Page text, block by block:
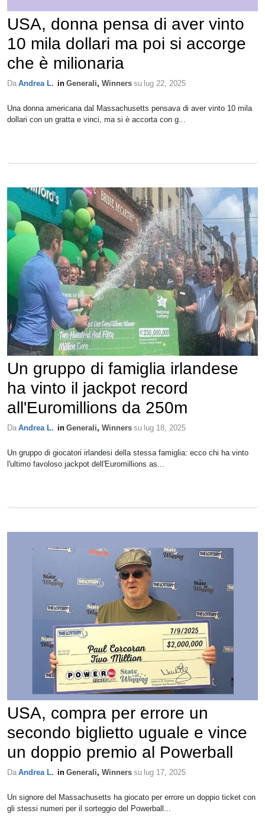
USA, donna pensa di aver vinto
10 mila dollari ma poi si accorge
che è milionaria
Da Andrea L. in Generali, Winners su lug 22, 2025
Una donna americana dal Massachusetts pensava di aver vinto 10 mila
dollari con un gratta e vinci, ma si è accorta con g...
Un gruppo di famiglia irlandese
ha vinto il jackpot record
all'Euromillions da 250m
Da Andrea L. in Generali, Winners su lug 18, 2025
Un gruppo di giocatori irlandesi della stessa famiglia: ecco chi ha vinto
l'ultimo favoloso jackpot dell'Euromillions as...
USA, compra per errore un
secondo biglietto uguale e vince
un doppio premio al Powerball
Da Andrea L. in Generali, Winners su lug 17, 2025
Un signore del Massachusetts ha giocato per errore un doppio ticket con
gli stessi numeri per il sorteggio del Powerball...